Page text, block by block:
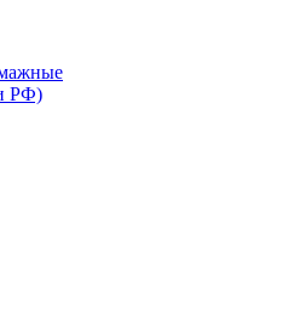
РФ)